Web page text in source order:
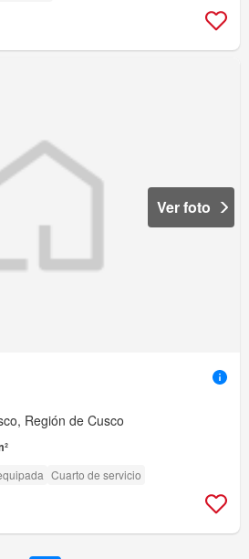
Ver foto
Región de Cusco
Cuarto de servicio